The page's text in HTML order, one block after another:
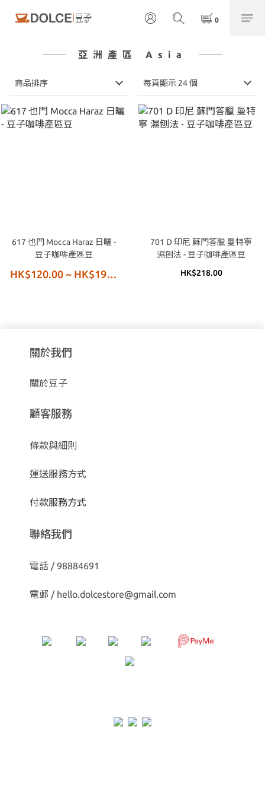
亞洲產區 Asia
商品排序 每頁顯示 24 個
617 也門 Mocca Haraz 日曬 -
豆子咖啡產區豆
HK$120.00 ~ HK$198.00
701 D 印尼‭ ‬蘇門答臘‭ ‬曼特寧
濕刨法 - 豆子咖啡產區豆
HK$218.00
關於我們
關於豆子
顧客服務
條款與細則
運送服務方式
付款服務方式
聯絡我們
電話 / 98884691
電郵 /hello.dolcestore@gmail.com